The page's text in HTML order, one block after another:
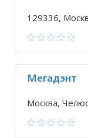
129336,
Мегадэнт
Москва,